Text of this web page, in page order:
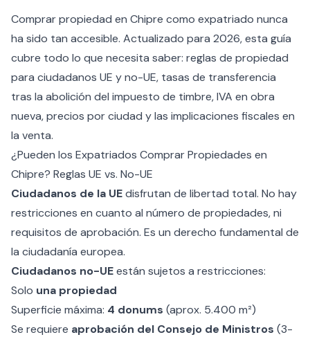
Comprar propiedad en Chipre como expatriado nunca
ha sido tan accesible. Actualizado para 2026, esta guía
cubre todo lo que necesita saber: reglas de propiedad
para ciudadanos UE y no-UE, tasas de transferencia
tras la abolición del impuesto de timbre, IVA en obra
nueva, precios por ciudad y las implicaciones fiscales en
la venta.
¿Pueden los Expatriados Comprar Propiedades en
Chipre? Reglas UE vs. No-UE
Ciudadanos de la UEdisfrutan de libertad total. No hay
restricciones en cuanto al número de propiedades, ni
requisitos de aprobación. Es un derecho fundamental de
la ciudadanía europea.
Ciudadanos no-UEestán sujetos a restricciones:
Solo una propiedad
Superficie máxima: 4 donums (aprox. 5.400 m²)
Se requiere aprobación del Consejo de Ministros (3-